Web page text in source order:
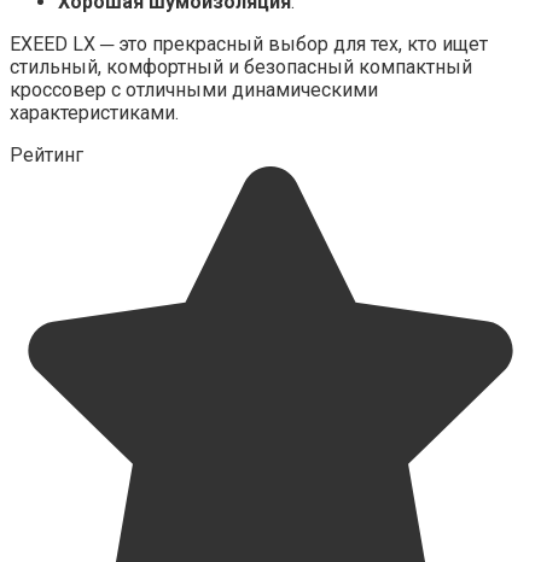
EXEED LX ─ это прекрасный выбор для тех, кто ищет
стильный, комфортный и безопасный компактный
кроссовер с отличными динамическими
характеристиками.
Рейтинг